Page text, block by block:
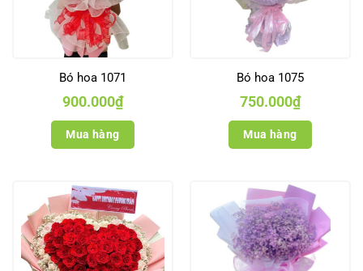
Bó hoa 1071
900.000₫
Mua hàng
Bó hoa 1075
750.000₫
Mua hàng